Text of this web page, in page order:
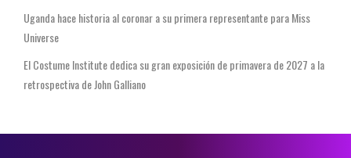
Uganda hace historia al coronar a su primera representante para Miss
Universe
El Costume Institute dedica su gran exposición de primavera de 2027 a la
retrospectiva de John Galliano